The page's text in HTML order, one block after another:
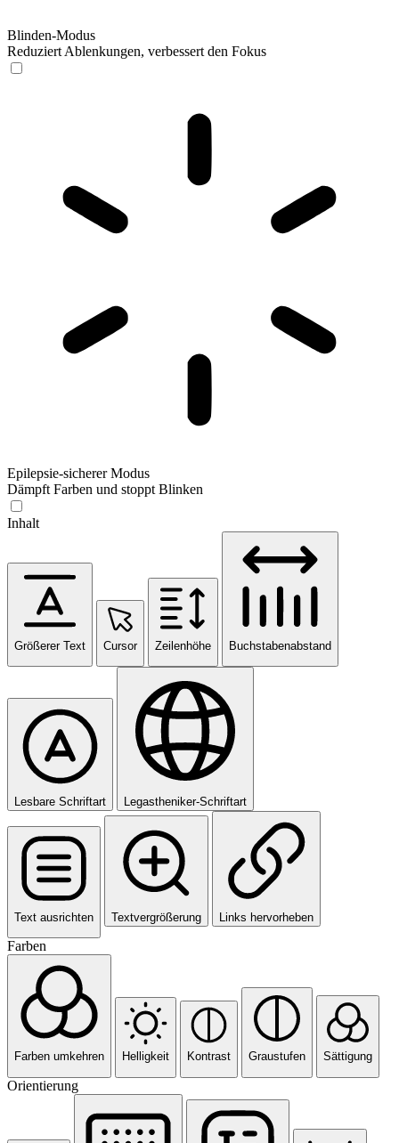
Blinden-Modus
Reduziert Ablenkungen, verbessert den Fokus
Epilepsie-sicherer Modus
Dämpft Farben und stoppt Blinken
Inhalt
Größerer Text Cursor Zeilenhöhe Buchstabenabstand
Lesbare Schriftart Legastheniker-Schriftart
Text ausrichten Textvergrößerung Links hervorheben
Farben
Farben umkehren Helligkeit Kontrast Graustufen Sättigung
Orientierung